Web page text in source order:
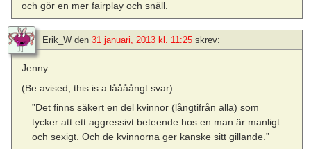
och gör en mer fairplay och snäll.
Erik_W den 31 januari, 2013 kl. 11:25 skrev:
Jenny:
(Be avised, this is a låååångt svar)
”Det finns säkert en del kvinnor (långtifrån alla) som
tycker att ett aggressivt beteende hos en man är manligt
och sexigt. Och de kvinnorna ger kanske sitt gillande.”